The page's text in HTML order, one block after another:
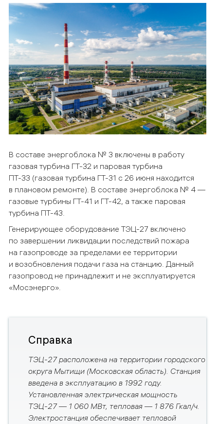
В составе энергоблока № 3 включены в работу
газовая турбина ГТ-32 и паровая турбина
ПТ-33 (газовая турбина ГТ-31 с 26 июня находится
в плановом ремонте). В составе энергоблока № 4 —
газовые турбины ГТ-41 и ГТ-42, а также паровая
турбина ПТ-43.
Генерирующее оборудование ТЭЦ-27 включено
по завершении ликвидации последствий пожара
на газопроводе за пределами ее территории
и возобновления подачи газа на станцию. Данный
газопровод не принадлежит и не эксплуатируется
«Мосэнерго».
Справка
ТЭЦ-27 расположена на территории городского
округа Мытищи (Московская область). Станция
введена в эксплуатацию в 1992 году.
Установленная электрическая мощность
ТЭЦ-27 — 1 060 МВт, тепловая — 1 876 Гкал/ч.
Электростанция обеспечивает тепловой